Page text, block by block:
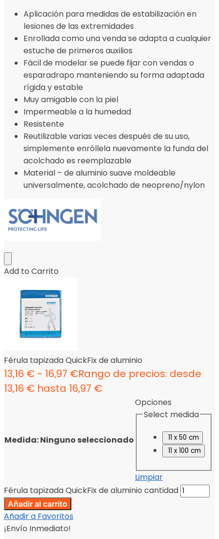
Aplicación para medidas de estabilización en
lesiones de las extremidades
Enrollada como una venda se adapta a cualquier
estuche de primeros auxilios
Fácil de modelar se puede fijar con vendas o
esparadrapo manteniendo su forma adaptada
rígida y estable
Muy amigable con la piel
Impermeable a la humedad
Resistente
Reutilizable varias veces después de su uso,
simplemente enróllela nuevamente la funda del
acolchado es reemplazable
Material – de aluminio suave moldeable
universalmente, acolchado de neopreno/nylon
Add to Carrito
Férula tapizada QuickFix de aluminio
13,16 € - 16,97 €Rango de precios: desde
13,16 € hasta 16,97 €
Medida:Ninguno seleccionado
Opciones
Select medida
11 x 50 cm
11 x 100 cm
Limpiar
Férula tapizada QuickFix de aluminio cantidad
Añadir al carrito
Añadir a Favoritos
¡Envío Inmediato!